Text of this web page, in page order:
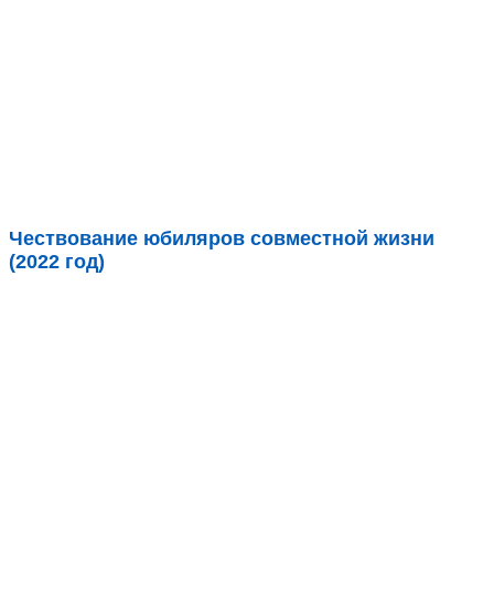
Чествование юбиляров совместной жизни
(2022 год)